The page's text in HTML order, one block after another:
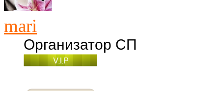
mari
Организатор СП